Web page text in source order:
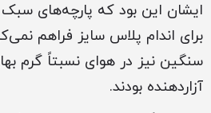
ایشان این بود که پارچه‌های سبک
برای اندام پلاس سایز فراهم
سنگین نیز در هوای نسبتاً گرم
آزاردهنده بودند.